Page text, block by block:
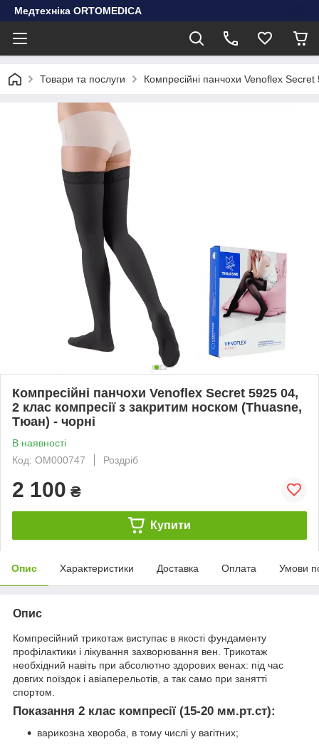
Медтехніка ORTOMEDICA
Товари та послуги Компресійні панчохи Venoflex
Компресійні панчохи Venoflex Secret 5925 04,
2 клас компресії з закритим носком (Thuasne,
Тюан) - чорні
В наявності
Код: ОМ000747
Роздріб
2 100 ₴
Купити
Опис Характеристики Доставка Оплата Умови
Опис
Компресійний трикотаж виступає в якості фундаменту
профілактики і лікування захворювання вен. Трикотаж
необхідний навіть при абсолютно здорових венах: під час
довгих поїздок і авіаперельотів, а так само при занятті
спортом.
Показання 2 клас компресії (15-20 мм.рт.ст):
варикозна хвороба, в тому числі у вагітних;